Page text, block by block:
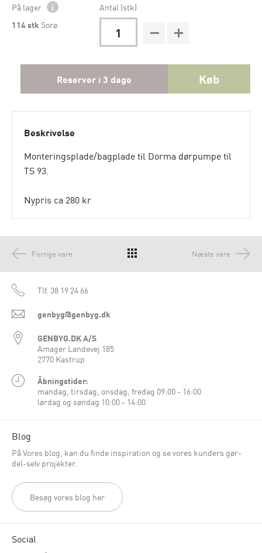
På lager
i
114 stk Sorø
Antal (stk)
Reserver i 3 dage Køb
Beskrivelse
Monteringsplade/bagplade til Dorma dørpumpe til
TS 93.
Nypris ca 280 kr
Forrige vare Næste vare
Tlf. 38 19 24 66
genbyg@genbyg.dk
GENBYG.DK A/S
Amager Landevej 185
2770 Kastrup
Åbningstider:
mandag, tirsdag, onsdag, fredag 09:00 - 16:00
lørdag og søndag 10:00 - 14:00
Blog
På Vores blog, kan du finde inspiration og se vores kunders gør-
del-selv projekter.
Besøg vores blog her
Social